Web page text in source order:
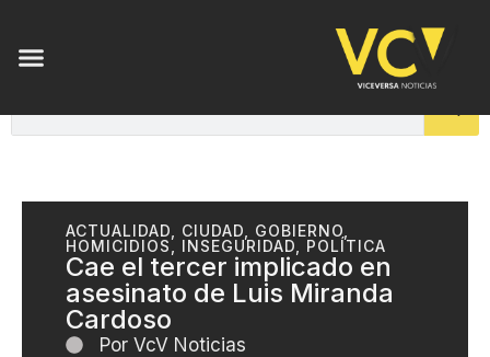
ACTUALIDAD CIUDAD GOBIERNO
HOMICIDIOS, INSEGURIDAD POLÍTICA
Cae el tercer implicado en
asesinato de Luis Miranda
Cardoso
Por VcV Noticias